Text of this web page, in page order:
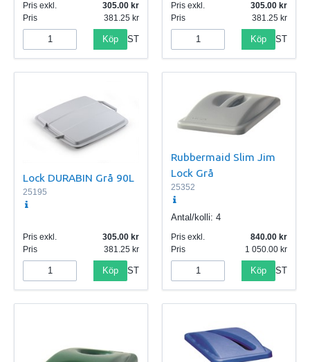
Pris exkl.
305.00
Pris
381.25
Köp ST
Pris exkl.
305.00
Pris
381.25
Köp ST
Lock DURABIN Grå 90L
25195
Pris exkl.
305.00
Pris
381.25
Köp ST
Rubbermaid Slim Jim
Lock Grå
25352
Antal/kolli: 4
Pris exkl.
840.00
Pris
1 050.00
Köp ST